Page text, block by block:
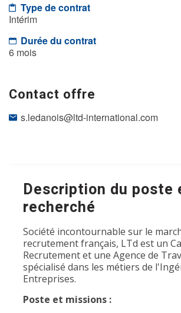
Type de contrat
Intérim
Durée du contrat
6 mois
Contact offre
s.ledanois@ltd-international.com
Description du poste
recherché
Société incontournable sur le
recrutement français, LTd est un
Recrutement et une Agence de
spécialisé dans les métiers de
Entreprises.
Poste et missions :